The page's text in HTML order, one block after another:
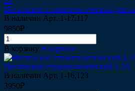
Негатоскоп стоматологический для
В наличии Арт. 1-17,117
9850₽
В корзину В корзине
Негатоскоп стоматологический 1-16
В наличии Арт. 1-16,123
3950₽